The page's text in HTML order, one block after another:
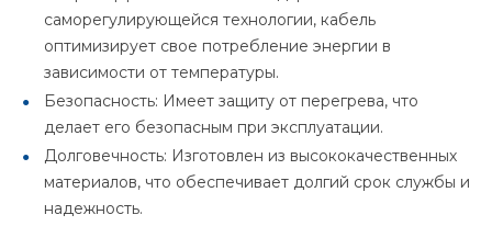
саморегулирующейся технологии, кабель
оптимизирует свое потребление энергии в
зависимости от температуры.
Безопасность: Имеет защиту от перегрева, что
делает его безопасным при эксплуатации.
Долговечность: Изготовлен из высококачественных
материалов, что обеспечивает долгий срок службы и
надежность.